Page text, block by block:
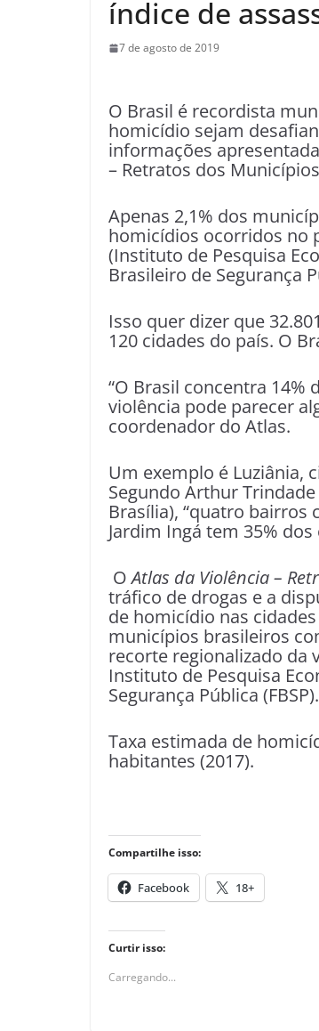
índice de
7 de agosto de 2019
O Brasil é recordista
homicídio sejam
informações
– Retratos dos
Apenas 2,1% dos
homicídios ocorridos no
(Instituto de Pesquisa
Brasileiro de Segurança
Isso quer dizer que
120 cidades do país. O
“O Brasil concentra 14%
violência pode parecer
coordenador do Atlas.
Um exemplo é Luziânia,
Segundo Arthur
Brasília), “quatro bairros
Jardim Ingá tem 35% dos
OAtlas da Violência –
tráfico de drogas e a
de homicídio nas
municípios brasileiros
recorte regionalizado da
Instituto de Pesquisa
Segurança Pública (FBSP).
Taxa estimada de
habitantes (2017).
Compartilhe isso:
Facebook 18+
Curtir isso:
Carregando...